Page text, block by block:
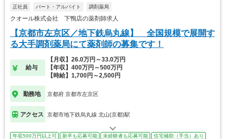
正社員 パート・アルバイト 調剤薬局
クオール株式会社 下鴨店の薬剤師求人
【京都市左京区／地下鉄烏丸線】 全国規模で展開す
る大手調剤薬局にて薬剤師の募集です！
給与
【月収】26.0万円～33.0万円
【年収】400万円～500万円
【時給】1,700円～2,500円
勤務地 京都府 京都市左京区
アクセス 京都市地下鉄烏丸線 北山(京都)駅
年収500万円以上可 新卒も応募可能 未経験者も応募可能
住宅補助（手当）あり